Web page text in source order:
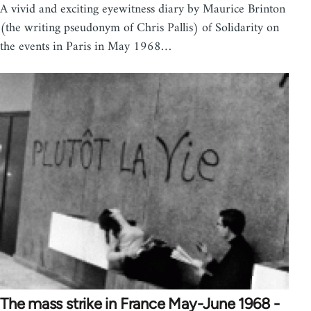
A vivid and exciting eyewitness diary by Maurice Brinton
(the writing pseudonym of Chris Pallis) of Solidarity on
the events in Paris in May 1968…
The mass strike in France May-June 1968 -